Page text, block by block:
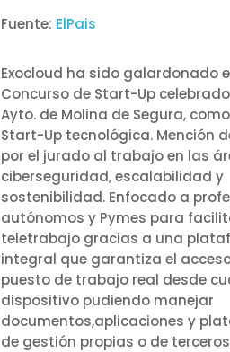
Fuente: ElPais
Exocloud ha sido galardonado
Concurso de Start-Up
Ayto. de Molina de Segura,
Start-Up tecnológica. Mención
por el jurado al trabajo en las
ciberseguridad, escalabilidad y
sostenibilidad. Enfocado a
autónomos y Pymes para
teletrabajo gracias a una
integral que garantiza el
puesto de trabajo real desde
dispositivo pudiendo manejar
documentos,aplicaciones y
de gestión propias o de